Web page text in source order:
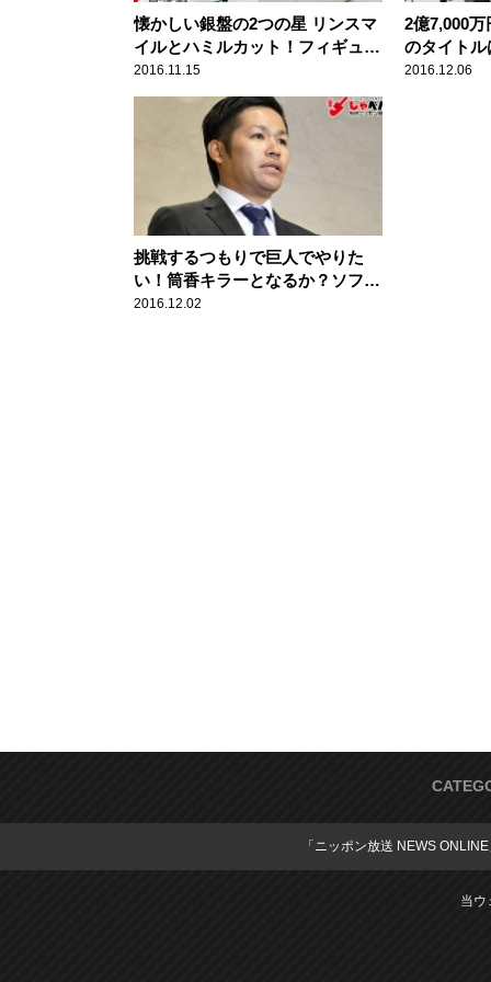
懐かしい銀盤の2つの星 リンスマ
イルとハミルカット！フィギュア
スケート女子 ジャネット・リン
＆ドロシー・ハミル スポーツ人
2016.11.15
2億7,000
のタイト
本ハム・大
2016.12.06
挑戦するつもりで巨人でやりた
い！筒香キラーとなるか？ソフト
バンク・森福允彦投手(30歳) スポ
2016.12.02
「ニッポン放送 NEWS
当ウ